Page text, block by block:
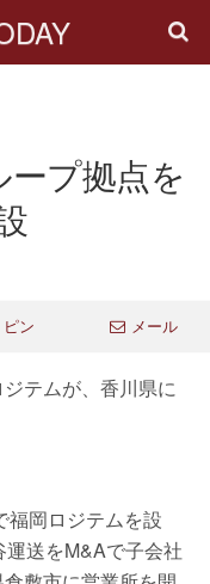
プ拠点を
ピン メール
テムが、香川県に
福岡ロジテムを設
送をM&Aで子会社